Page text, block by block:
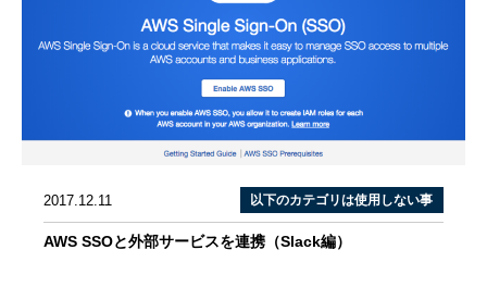
2017.12.11 以下のカテゴリは使用しない事
AWS SSOと外部サービスを連携（Slack編）